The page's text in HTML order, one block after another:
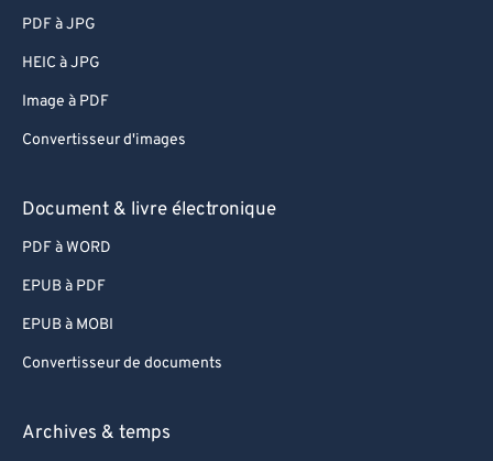
PDF à JPG
HEIC à JPG
Image à PDF
Convertisseur d'images
Document & livre électronique
PDF à WORD
EPUB à PDF
EPUB à MOBI
Convertisseur de documents
Archives & temps